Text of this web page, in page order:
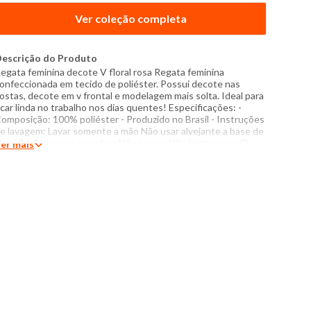
Ver coleção completa
do Produto
feminina decote V floral rosa Regata feminina
em tecido de poliéster. Possui decote nas
decote em v frontal e modelagem mais solta. Ideal para
linda no trabalho nos dias quentes! Especificações: -
100% poliéster - Produzido no Brasil - Instruções
lavagem: Lavar somente a mão Não usar alvejante a base de
Proibido usar secadora Não passar Não lavar a seco O
mais